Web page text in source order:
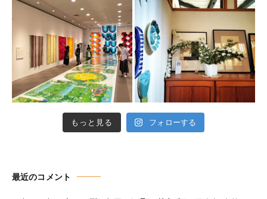
もっと見る フォローする
最近のコメント